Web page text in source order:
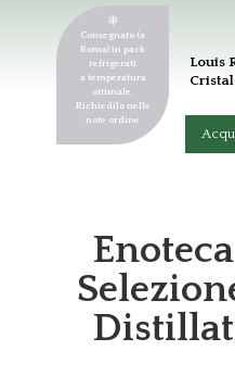
Louis
Consegnato (a
Roma) in pack
refrigerati
a temperatura
ottimale.
Richiedilo nelle
note ordine